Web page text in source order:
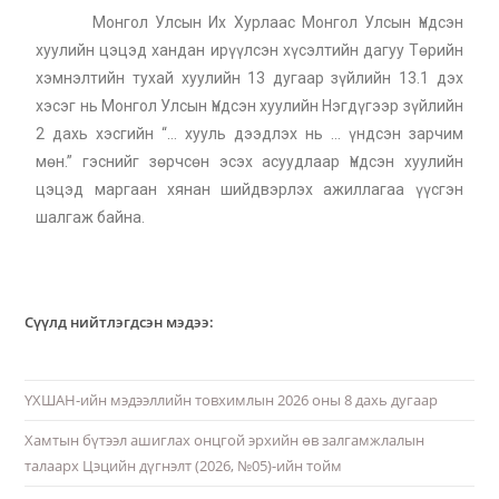
Монгол Улсын Их Хурлаас Монгол Улсын Үндсэн
хуулийн цэцэд хандан ирүүлсэн хүсэлтийн дагуу Төрийн
хэмнэлтийн тухай хуулийн 13 дугаар зүйлийн 13.1 дэх
хэсэг нь Монгол Улсын Үндсэн хуулийн Нэгдүгээр зүйлийн
2 дахь хэсгийн “… хууль дээдлэх нь … үндсэн зарчим
мөн.” гэснийг зөрчсөн эсэх асуудлаар Үндсэн хуулийн
цэцэд маргаан хянан шийдвэрлэх ажиллагаа үүсгэн
шалгаж байна.
Сүүлд нийтлэгдсэн мэдээ:
ҮХШАН-ийн мэдээллийн товхимлын 2026 оны 8 дахь дугаар
Хамтын бүтээл ашиглах онцгой эрхийн өв залгамжлалын
талаарх Цэцийн дүгнэлт (2026, №05)-ийн тойм